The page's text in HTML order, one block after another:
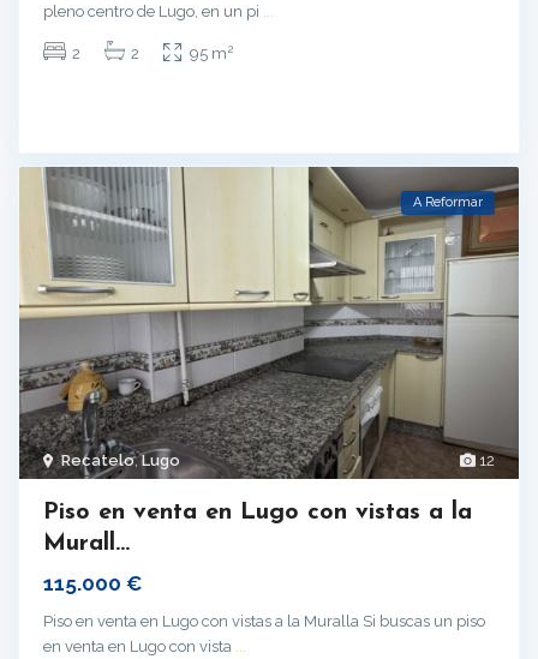
pleno centro de Lugo, en un pi
2 2 95 m2
12
Recatelo,Lugo
A Reformar
Piso en venta en Lugo con vistas a la
Murall...
115.000 €
Piso en venta en Lugo con vistas a la Muralla Si buscas un piso
en venta en Lugo con vista